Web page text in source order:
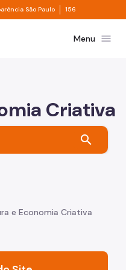
de acesso à informação
São Paulo Divisor de
156
PauloMenu menu
Criativa
search
e Economia Criativa